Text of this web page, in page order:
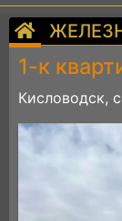
1-к
Кисловодск,